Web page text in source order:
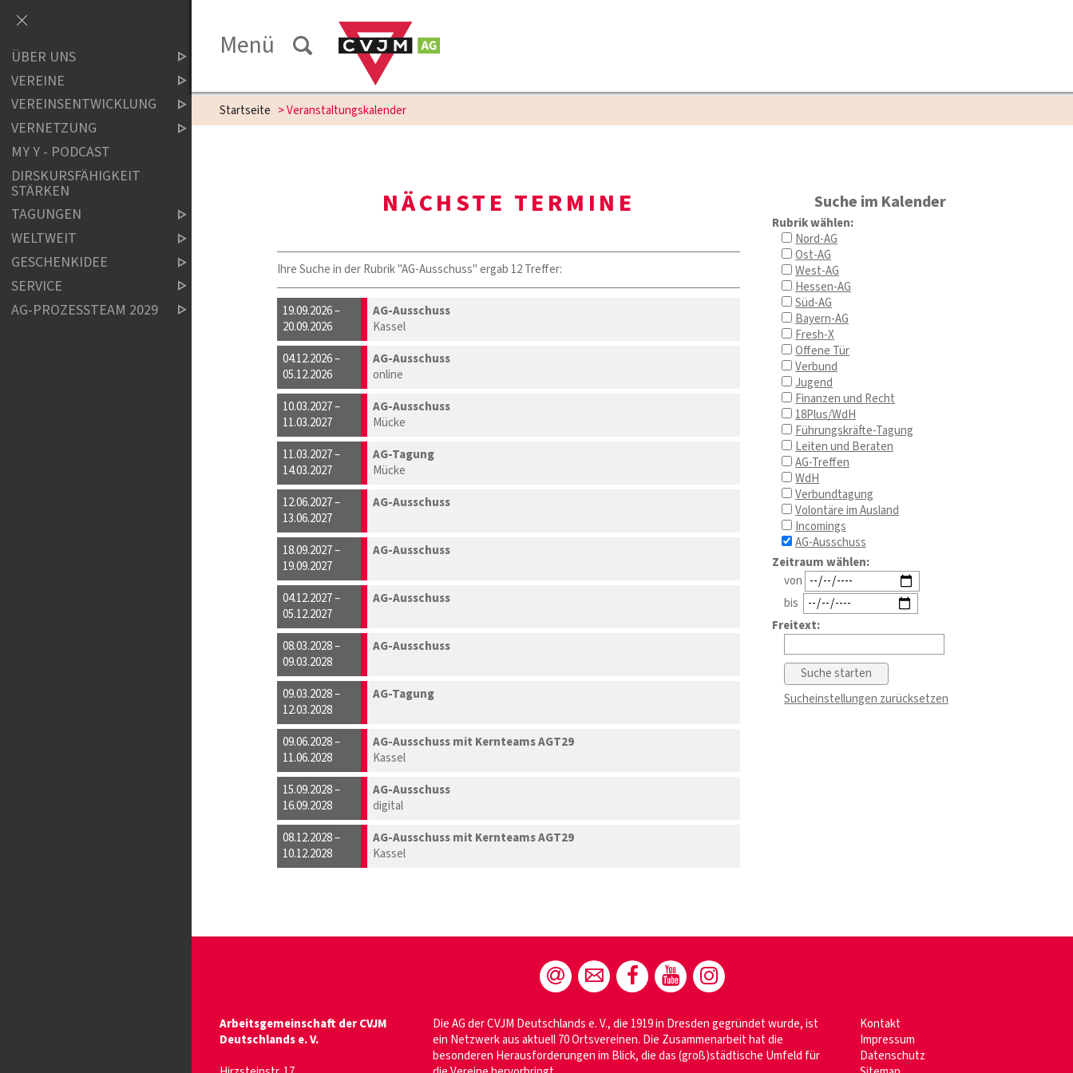
Menü
Startseite > Veranstaltungskalender
NÄCHSTE TERMINE Suche im Kalender
Rubrik wählen:
Nord-AG
Ost-AG
West-AG
Hessen-AG
Süd-AG
Bayern-AG
Fresh-X
Offene Tür
Verbund
Jugend
Finanzen und Recht
18Plus/WdH
Führungskräfte-Tagung
Leiten und Beraten
AG-Treffen
WdH
Verbundtagung
Volontäre im Ausland
Incomings
AG-Ausschuss
Zeitraum wählen:
von
bis
Freitext:
Sucheinstellungen zurücksetzen
Ihre Suche in der Rubrik "AG-Ausschuss" ergab 12 Treffer:
19.09.2026 –
20.09.2026
AG-Ausschuss
Kassel
04.12.2026 –
05.12.2026
AG-Ausschuss
online
10.03.2027 –
11.03.2027
AG-Ausschuss
Mücke
11.03.2027 –
14.03.2027
AG-Tagung
Mücke
12.06.2027 –
13.06.2027
AG-Ausschuss
18.09.2027 –
19.09.2027
AG-Ausschuss
04.12.2027 –
05.12.2027
AG-Ausschuss
08.03.2028 –
09.03.2028
AG-Ausschuss
09.03.2028 –
12.03.2028
AG-Tagung
09.06.2028 –
11.06.2028
AG-Ausschuss mit Kernteams AGT29
Kassel
15.09.2028 –
16.09.2028
AG-Ausschuss
digital
08.12.2028 –
10.12.2028
AG-Ausschuss mit Kernteams AGT29
Kassel
Arbeitsgemeinschaft der CVJM
Deutschlands e. V.
Die AG der CVJM Deutschlands e. V., die 1919 in Dresden gegründet wurde, ist
ein Netzwerk aus aktuell 70 Ortsvereinen. Die Zusammenarbeit hat die
besonderen Herausforderungen im Blick, die das (groß)städtische Umfeld für
Kontakt
Impressum
Datenschutz
ÜBER UNS
VEREINE
VEREINSENTWICKLUNG
VERNETZUNG
MY Y - PODCAST
DIRSKURSFÄHIGKEIT
STÄRKEN
TAGUNGEN
WELTWEIT
GESCHENKIDEE
SERVICE
AG-PROZESSTEAM 2029